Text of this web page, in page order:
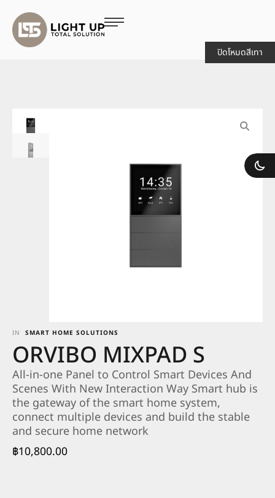
IN SMART HOME SOLUTIONS
ORVIBO MIXPAD S
All-in-one Panel to Control Smart Devices And
Scenes With New Interaction Way Smart hub is
the gateway of the smart home system,
connect multiple devices and build the stable
and secure home network
฿10,800.00
ปิดโหมดสีเทา